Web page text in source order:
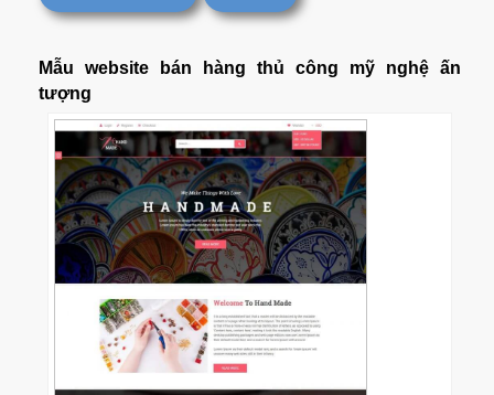
Mẫu website bán hàng thủ công mỹ nghệ ấn
tượng